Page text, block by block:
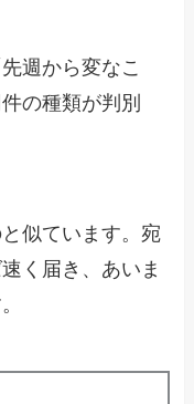
週から変なこ
の種類が判別
似ています。宛
く届き、あいま